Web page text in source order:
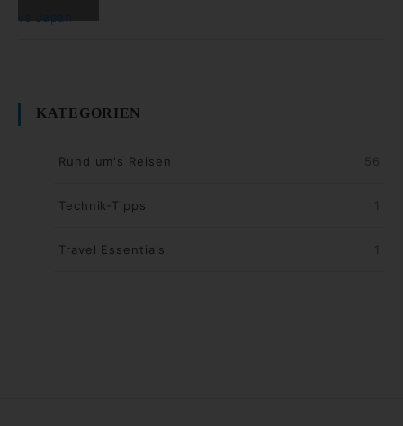
KATEGORIEN
Rund um's Reisen 56
Technik-Tipps 1
Travel Essentials 1